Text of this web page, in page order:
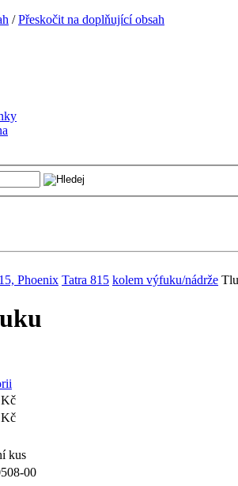
/Přeskočit na doplňující obsah
Phoenix Tatra 815 kolem výfuku/nádrže
Kč
Kč
kus
00